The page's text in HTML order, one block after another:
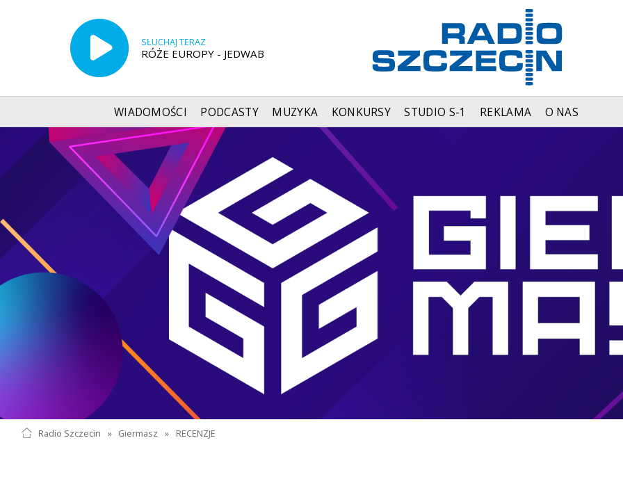
SŁUCHAJ TERAZ
RÓŻE EUROPY - JEDWAB
WIADOMOŚCI PODCASTY MUZYKA KONKURSY STUDIO S-1 REKLAMA O NAS
Radio Szczecin » Giermasz » RECENZJE